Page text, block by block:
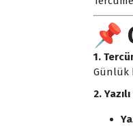
📌
1.
Günlük
2.